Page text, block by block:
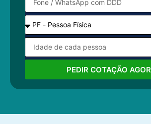
PEDIR COTAÇÃO